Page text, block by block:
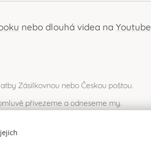
nebo dlouhá videa na Youtube
Zásilkovnou nebo Českou poštou.
přivezeme a odneseme my.